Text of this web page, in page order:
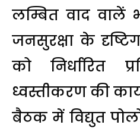
लम्बित वाद वालें
जनसुरक्षा के
को निर्धारित
ध्वस्तीकरण की
बैठक में विद्युत